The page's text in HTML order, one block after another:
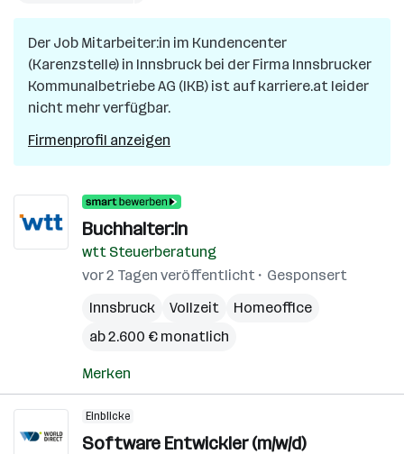
Der Job Mitarbeiter:in im Kundencenter
(Karenzstelle) in Innsbruck bei der Firma Innsbrucker
Kommunalbetriebe AG (IKB) ist auf karriere.at leider
nicht mehr verfügbar.
Firmenprofil anzeigen
Buchhalter:in
wtt Steuerberatung
vor 2 Tagen veröffentlicht
Gesponsert
Innsbruck
Vollzeit
Homeoffice
ab 2.600 € monatlich
Merken
Einblicke
Software Entwickler (m/w/d)